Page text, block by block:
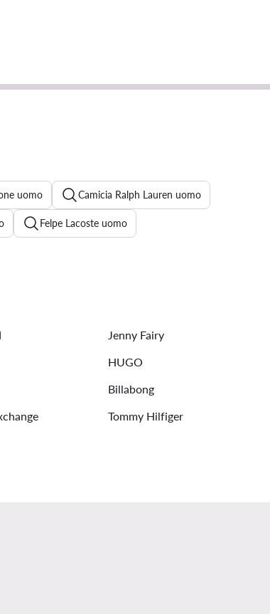
uomo Camicia Ralph Lauren uomo
Felpe Lacoste uomo
Jenny Fairy
HUGO
Billabong
Tommy Hilfiger